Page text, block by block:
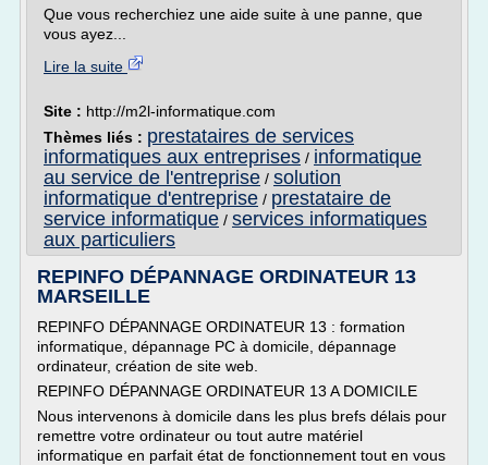
Que vous recherchiez une aide suite à une panne, que
vous ayez...
Lire la suite
Site : http://m2l-informatique.com
Thèmes liés : prestataires de services
informatiques aux entreprises / informatique
au service de l'entreprise / solution
informatique d'entreprise / prestataire de
service informatique / services informatiques
aux particuliers
REPINFO DÉPANNAGE ORDINATEUR 13
MARSEILLE
REPINFO DÉPANNAGE ORDINATEUR 13 : formation
informatique, dépannage PC à domicile, dépannage
ordinateur, création de site web.
REPINFO DÉPANNAGE ORDINATEUR 13 A DOMICILE
Nous intervenons à domicile dans les plus brefs délais pour
remettre votre ordinateur ou tout autre matériel
informatique en parfait état de fonctionnement tout en vous